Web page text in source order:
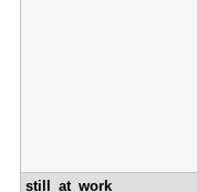
still_at_w​ork